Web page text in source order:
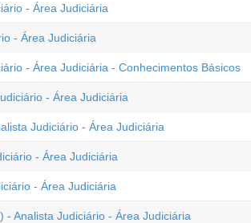
- Área Judiciária
- Área Judiciária
- Área Judiciária - Conhecimentos Básicos
- Área Judiciária
Judiciário - Área Judiciária
- Área Judiciária
- Área Judiciária
- Analista Judiciário - Área Judiciária